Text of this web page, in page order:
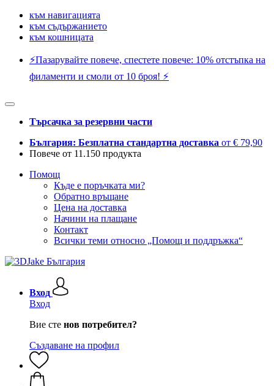
към навигацията
към съдържанието
към кошницата
⚡️Пазарувайте повече, спестете повече: 10% отстъпка на
филаменти и смоли от 10 броя! ⚡️
Търсачка за резервни части
България: Безплатна стандартна доставка от € 79,90
Повече от 11.150 продукта
Помощ
Къде е поръчката ми?
Обратно връщане
Цена на доставка
Начини на плащане
Контакт
Всички теми относно „Помощ и поддръжка“
Вход
Вход
Вие сте нов потребител?
Създаване на профил